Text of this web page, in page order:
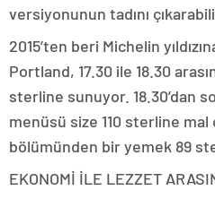
versiyonunun tadını
2015’ten beri Michelin
Portland, 17.30 ile 18.30
sterline sunuyor. 18.30’dan
menüsü size 110 sterline
bölümünden bir yemek 89
EKONOMİ İLE LEZZET